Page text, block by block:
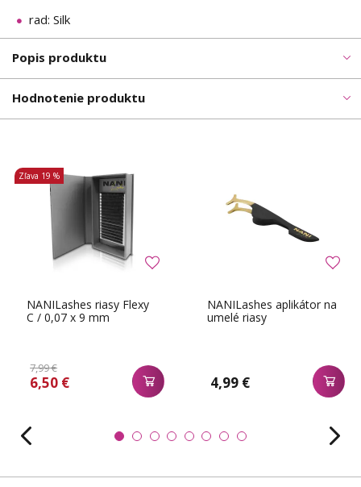
rad: Silk
Popis produktu
Hodnotenie produktu
NANILashes riasy Flexy
C / 0,07 x 9 mm
7,99 €
6,50 €
Zľava 19 %
NANILashes aplikátor na
umelé riasy
4,99 €